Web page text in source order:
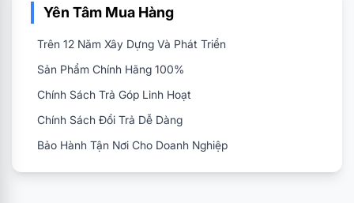
Ngoài ra còn dùng cho hệ điều hành Windows, để
dùng cho Macbook phải định dạng lại ổ cho phù
Yên Tâm Mua Hàng
Trên 12 Năm Xây Dựng Và Phát Triển
Sản Phẩm Chính Hãng 100%
Chính Sách Trả Góp Linh Hoạt
Chính Sách Đổi Trả Dễ Dàng
Bảo Hành Tận Nơi Cho Doanh Nghiệp